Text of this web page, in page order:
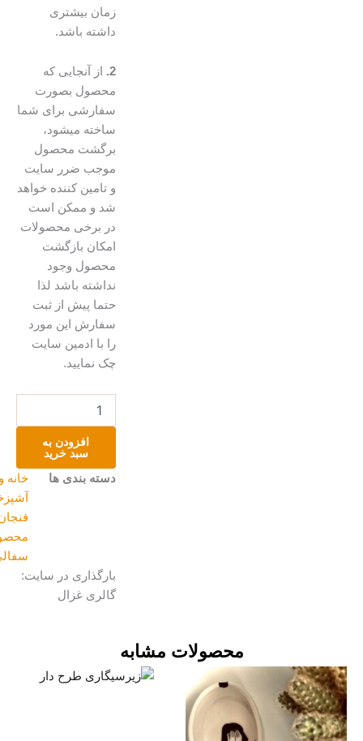
زمان بیشتری
داشته باشد.
از آنجایی که
محصول بصورت
سفارشی برای شما
ساخته میشود،
برگشت محصول
موجب ضرر سایت
و تامین کننده خواهد
شد و ممکن است
در برخی محصولات
امکان بازگشت
محصول وجود
نداشته باشد لذا
حتما پیش از ثبت
سفارش این مورد
را با ادمین سایت
چک نمایید.
سرامیکی
افزودن به
سبد خرید
دسته بندی ها
خانه و
آشپزخانه ,
فنجان,
محصولات
سفالی
بارگذاری در سایت:
گالری غزال
محصولات مشابه
Price
range:
تومان۱۲۰۰۰۰
through
تومان۲۴۰۰۰۰
این
محصول
دارای